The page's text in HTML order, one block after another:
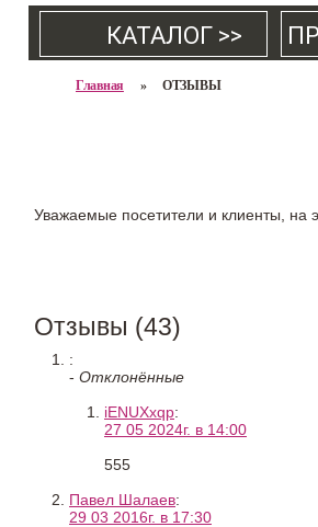
КАТАЛОГ >>
Главная » ОТЗЫВЫ
Уважаемые посетители и клиенты, на
Отзывы (43)
:
- Отклонённые
iENUXxqp:
27 05 2024г. в 14:00
555
Павел Шалаев:
29 03 2016г. в 17:30